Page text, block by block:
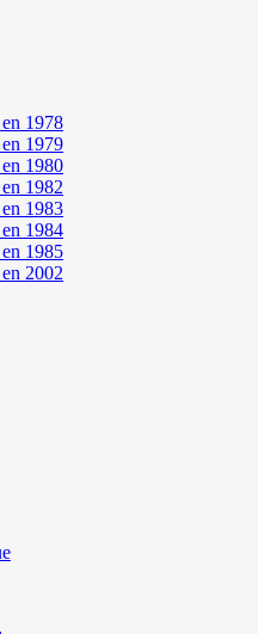
1978
1979
1980
1982
1983
1984
1985
2002